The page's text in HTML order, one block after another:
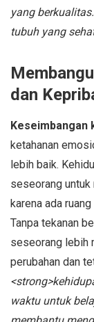
yang
tubuh yang
dan
Keseimbangan
ketahanan
lebih baik.
seseorang
karena ada
Tanpa tekanan
seseorang lebih
perubahan dan
waktu untuk